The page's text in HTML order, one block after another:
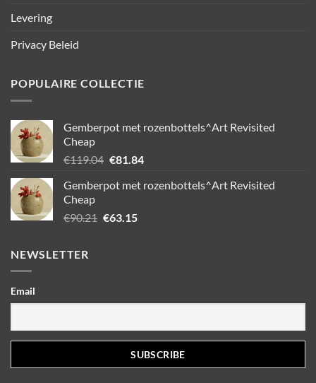
Levering
Privacy Beleid
POPULAIRE COLLECTIE
Gemberpot met rozenbottels^Art Revisited
Cheap
€119.04 Oorspronkelijke
was:
€81.84Huidige
is:
Gemberpot met rozenbottels^Art Revisited
Cheap
€90.21 Oorspronkelijke
€63.15Huidige
NEWSLETTER
Email